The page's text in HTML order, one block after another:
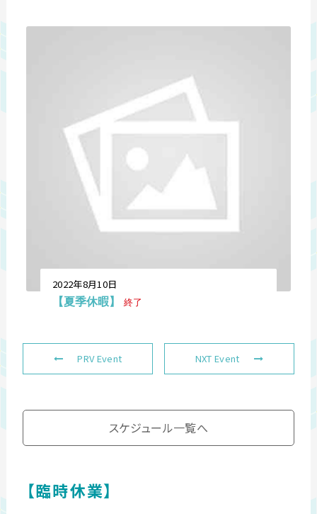
2022年8月10日
【夏季休暇】 終了
PRV Event NXT Event
スケジュール一覧へ
【臨時休業】